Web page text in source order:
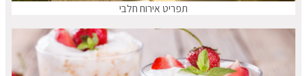
תפריט אירוח חלבי